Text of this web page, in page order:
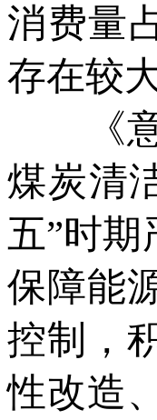
消费量
存在较
《意
煤炭清
五”时
保障能
控制，
性改造